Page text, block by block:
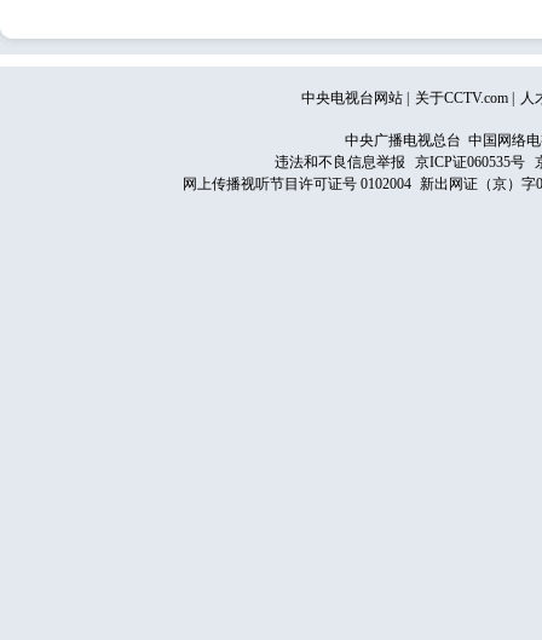
中央电视台网站 关于CCTV.com 人
中央广播电视总台 中国网络
违法和不良信息举报
京ICP证060535号
网上传播视听节目许可证号 0102004 新出网证（京）